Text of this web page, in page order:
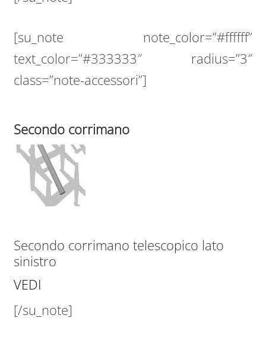
[su_note note_color=”#ffffff”
text_color=”#333333″ radius=”3″
class=”note-accessori”]
Secondo corrimano
Secondo corrimano telescopico lato
sinistro
VEDI
[/su_note]